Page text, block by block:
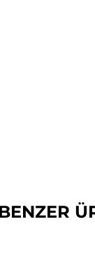
BENZER